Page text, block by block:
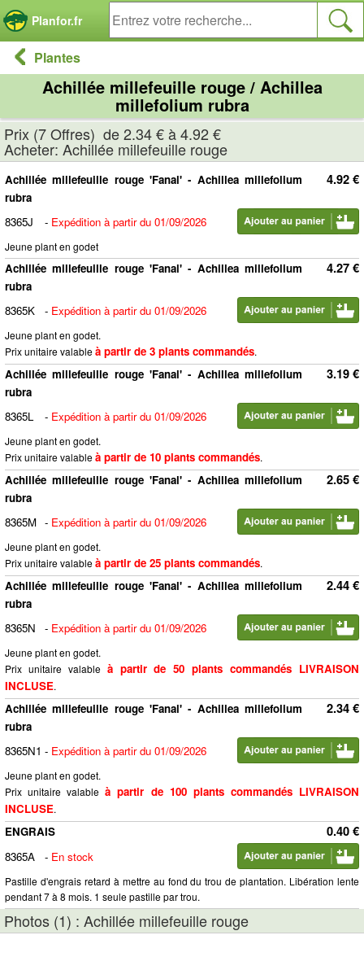
Planfor.fr
Plantes
Achillée millefeuille rouge / Achillea
millefolium rubra
Prix (7 Offres) de 2.34 € à 4.92 €
Acheter: Achillée millefeuille rouge
4.92 €
Achillée millefeuille rouge 'Fanal' - Achillea millefolium
rubra
8365J
- Expédition à partir du 01/09/2026
Jeune plant en godet
4.27 €
Achillée millefeuille rouge 'Fanal' - Achillea millefolium
rubra
8365K
- Expédition à partir du 01/09/2026
Jeune plant en godet.
Prix unitaire valableà partir de 3 plants commandés.
3.19 €
Achillée millefeuille rouge 'Fanal' - Achillea millefolium
rubra
8365L
- Expédition à partir du 01/09/2026
Jeune plant en godet.
Prix unitaire valableà partir de 10 plants commandés.
2.65 €
Achillée millefeuille rouge 'Fanal' - Achillea millefolium
rubra
8365M - Expédition à partir du 01/09/2026
Jeune plant en godet.
Prix unitaire valableà partir de 25 plants commandés.
2.44 €
Achillée millefeuille rouge 'Fanal' - Achillea millefolium
rubra
8365N
- Expédition à partir du 01/09/2026
Jeune plant en godet.
Prix unitaire valable à partir de 50 plants commandés LIVRAISON
INCLUSE.
2.34 €
Achillée millefeuille rouge 'Fanal' - Achillea millefolium
rubra
8365N1 - Expédition à partir du 01/09/2026
Jeune plant en godet.
Prix unitaire valableà partir de 100 plants commandés LIVRAISON
INCLUSE.
0.40 €
ENGRAIS
8365A
- En stock
Pastille d'engrais retard à mettre au fond du trou de plantation. Libération lente
pendant 7 à 8 mois. 1 seule pastille par trou.
Photos (1) : Achillée millefeuille rouge
Panneau de gestion des cookies